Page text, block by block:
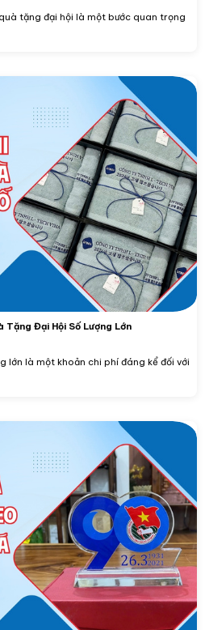
tặng đại hội là một bước quan trọng
Tặng Đại Hội Số Lượng Lớn
lớn là một khoản chi phí đáng kể đối với